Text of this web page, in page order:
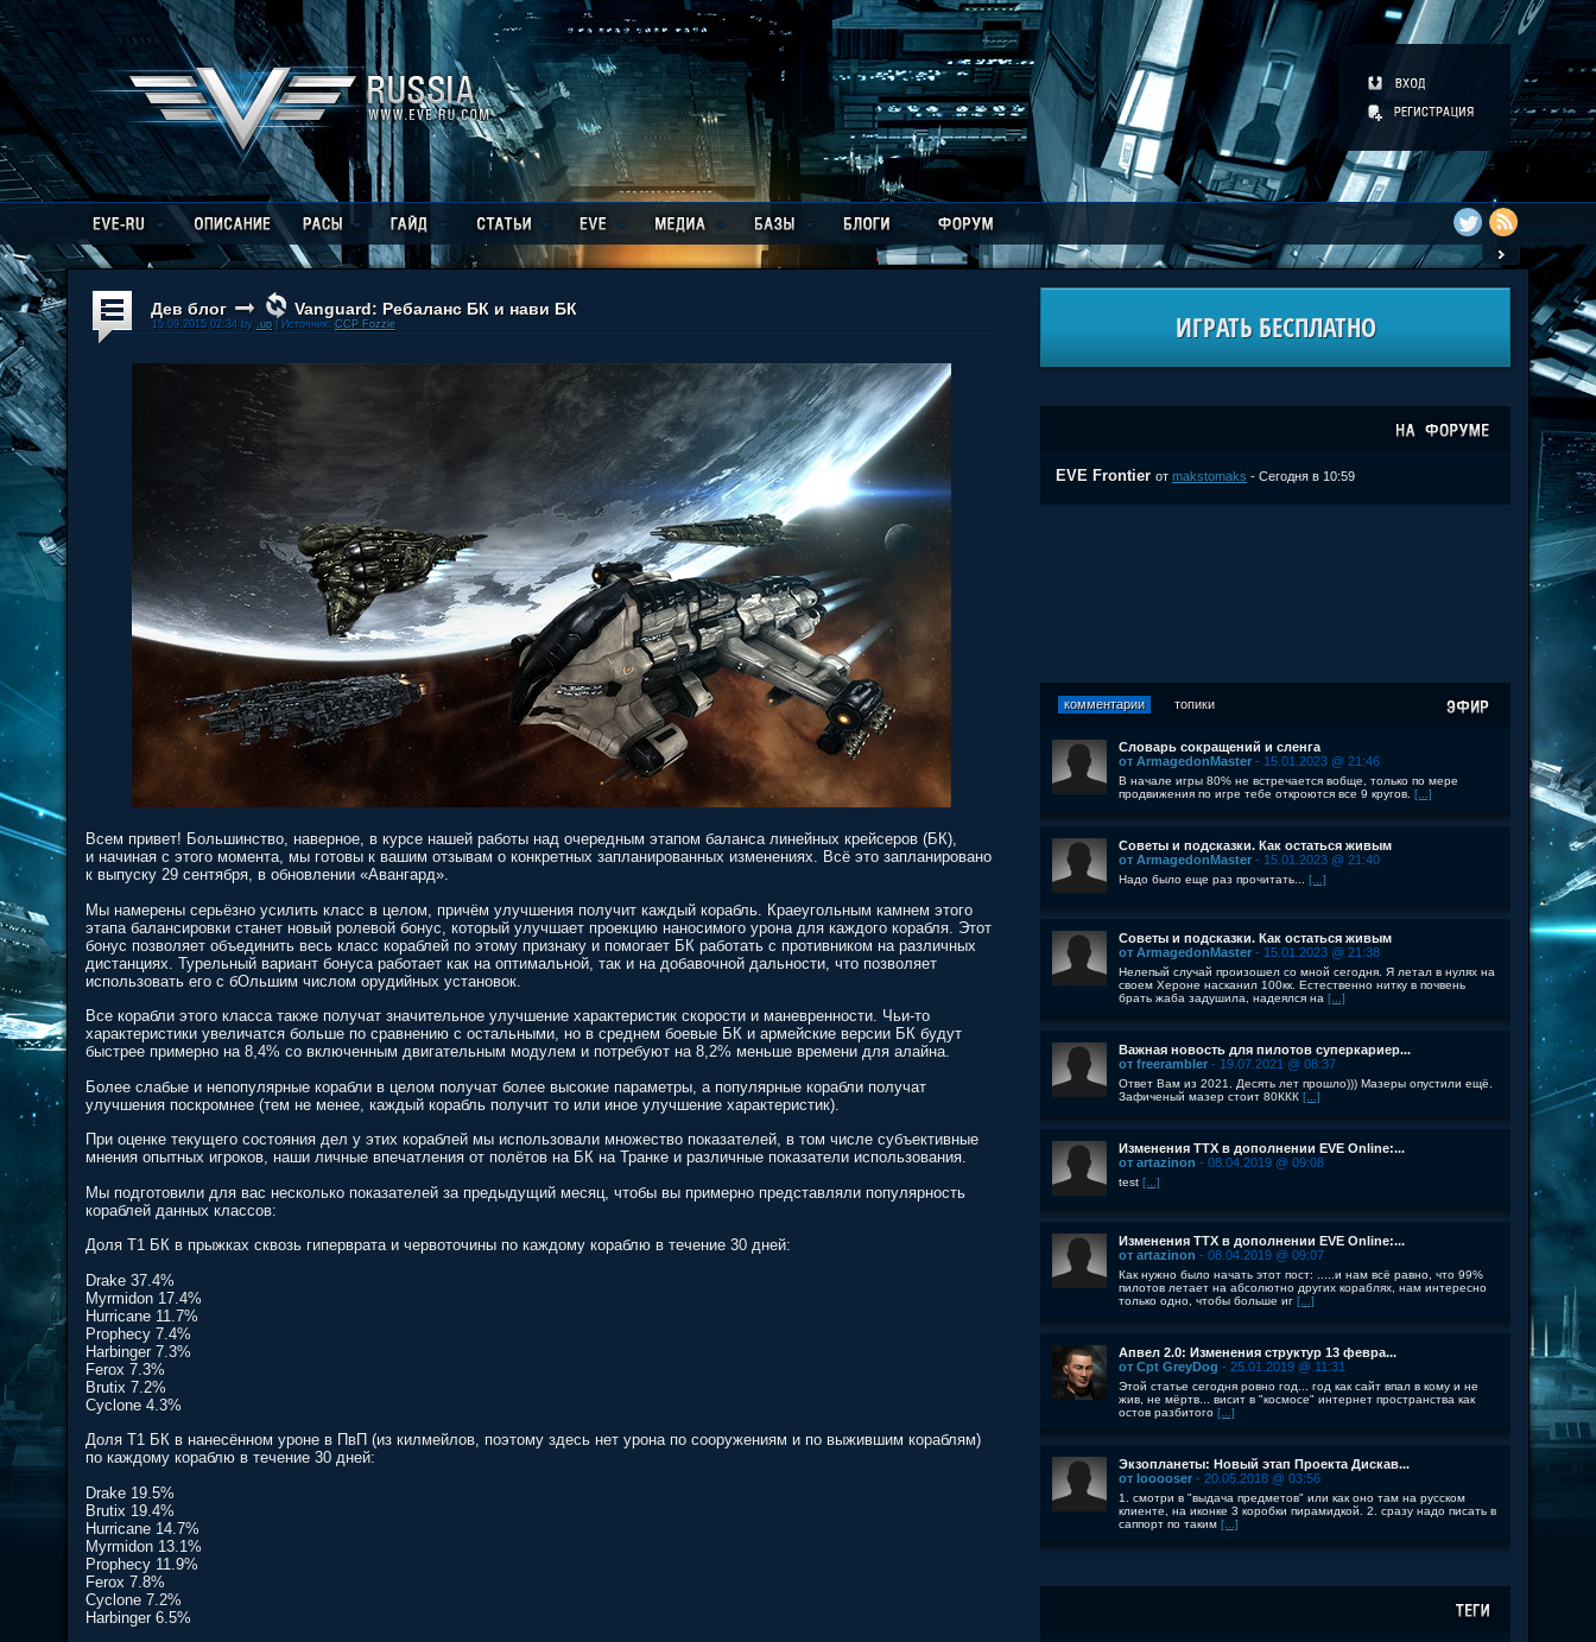
Дев блог Vanguard: Ребаланс БК и нави БК
15.09.2015 02:34 by .up| Источник: CCP Fozzie
Всем привет! Большинство, наверное, в курсе нашей работы над очередным этапом баланса линейных крейсеров (БК),
и начиная с этого момента, мы готовы к вашим отзывам о конкретных запланированных изменениях. Всё это запланировано
к выпуску 29 сентября, в обновлении «Авангард».
Мы намерены серьёзно усилить класс в целом, причём улучшения получит каждый корабль. Краеугольным камнем этого
этапа балансировки станет новый ролевой бонус, который улучшает проекцию наносимого урона для каждого корабля. Этот
бонус позволяет объединить весь класс кораблей по этому признаку и помогает БК работать с противником на различных
дистанциях. Турельный вариант бонуса работает как на оптимальной, так и на добавочной дальности, что позволяет
использовать его с бОльшим числом орудийных установок.
Все корабли этого класса также получат значительное улучшение характеристик скорости и маневренности. Чьи-то
характеристики увеличатся больше по сравнению с остальными, но в среднем боевые БК и армейские версии БК будут
быстрее примерно на 8,4% со включенным двигательным модулем и потребуют на 8,2% меньше времени для алайна.
Более слабые и непопулярные корабли в целом получат более высокие параметры, а популярные корабли получат
улучшения поскромнее (тем не менее, каждый корабль получит то или иное улучшение характеристик).
При оценке текущего состояния дел у этих кораблей мы использовали множество показателей, в том числе субъективные
мнения опытных игроков, наши личные впечатления от полётов на БК на Транке и различные показатели использования.
Мы подготовили для вас несколько показателей за предыдущий месяц, чтобы вы примерно представляли популярность
кораблей данных классов:
Доля Т1 БК в прыжках сквозь гиперврата и червоточины по каждому кораблю в течение 30 дней:
Drake 37.4%
Myrmidon 17.4%
Hurricane 11.7%
Prophecy 7.4%
Harbinger 7.3%
Ferox 7.3%
Brutix 7.2%
Cyclone 4.3%
Доля Т1 БК в нанесённом уроне в ПвП (из килмейлов, поэтому здесь нет урона по сооружениям и по выжившим кораблям)
по каждому кораблю в течение 30 дней:
Drake 19.5%
Brutix 19.4%
Hurricane 14.7%
Myrmidon 13.1%
Prophecy 11.9%
Ferox 7.8%
Cyclone 7.2%
Harbinger 6.5%
ИГРАТЬ БЕСПЛАТНО
EVE Frontier от makstomaks - Сегодня в 10:59
комментарии топики
Словарь сокращений и сленга
от ArmagedonMaster - 15.01.2023 @ 21:46
В начале игры 80% не встречается вобще, только по мере
продвижения по игре тебе откроются все 9 кругов. [...]
Советы и подсказки. Как остаться живым
от ArmagedonMaster - 15.01.2023 @ 21:40
Надо было еще раз прочитать... [...]
Советы и подсказки. Как остаться живым
от ArmagedonMaster - 15.01.2023 @ 21:38
Нелепый случай произошел со мной сегодня. Я летал в нулях на
своем Хероне насканил 100кк. Естественно нитку в почвень
брать жаба задушила, надеялся на [...]
Важная новость для пилотов суперкариер...
от freerambler - 19.07.2021 @ 08:37
Ответ Вам из 2021. Десять лет прошло))) Мазеры опустили ещё.
Зафиченый мазер стоит 80ККК [...]
Изменения ТТХ в дополнении EVE Online:...
от artazinon - 08.04.2019 @ 09:08
test [...]
Изменения ТТХ в дополнении EVE Online:...
от artazinon - 08.04.2019 @ 09:07
Как нужно было начать этот пост: .....и нам всё равно, что 99%
пилотов летает на абсолютно других кораблях, нам интересно
только одно, чтобы больше иг [...]
Апвел 2.0: Изменения структур 13 февра...
от Cpt GreyDog - 25.01.2019 @ 11:31
Этой статье сегодня ровно год... год как сайт впал в кому и не
жив, не мёртв... висит в "космосе" интернет пространства как
остов разбитого [...]
Экзопланеты: Новый этап Проекта Дискав...
от looooser - 20.05.2018 @ 03:56
1. смотри в "выдача предметов" или как оно там на русском
клиенте, на иконке 3 коробки пирамидкой. 2. сразу надо писать в
саппорт по таким [...]